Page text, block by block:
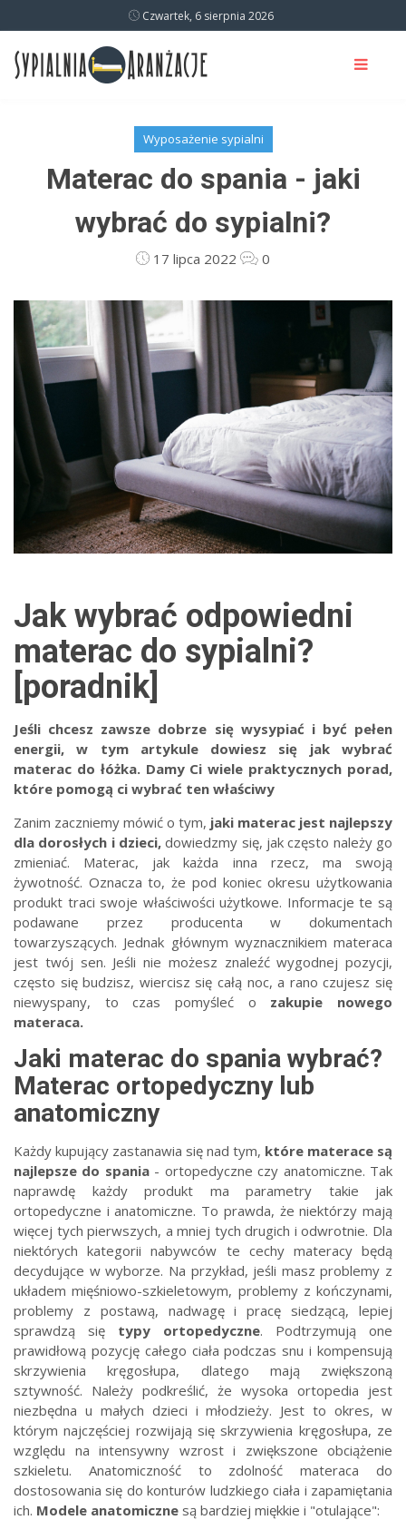
Czwartek, 6 sierpnia 2026
Wyposażenie sypialni
Materac do spania - jaki
wybrać do sypialni?
17 lipca 2022 0
Jak wybrać odpowiedni
materac do sypialni?
[poradnik]
Jeśli chcesz zawsze dobrze się wysypiać i być pełen
energii, w tym artykule dowiesz się jak wybrać
materac do łóżka. Damy Ci wiele praktycznych porad,
które pomogą ci wybrać ten właściwy
Zanim zaczniemy mówić o tym, jaki materac jest najlepszy
dla dorosłych i dzieci, dowiedzmy się, jak często należy go
zmieniać. Materac, jak każda inna rzecz, ma swoją
żywotność. Oznacza to, że pod koniec okresu użytkowania
produkt traci swoje właściwości użytkowe. Informacje te są
podawane przez producenta w dokumentach
towarzyszących. Jednak głównym wyznacznikiem materaca
jest twój sen. Jeśli nie możesz znaleźć wygodnej pozycji,
często się budzisz, wiercisz się całą noc, a rano czujesz się
niewyspany, to czas pomyśleć o zakupie nowego
materaca.
Jaki materac do spania wybrać?
Materac ortopedyczny lub
anatomiczny
Każdy kupujący zastanawia się nad tym, które materace są
najlepsze do spania- ortopedyczne czy anatomiczne. Tak
naprawdę każdy produkt ma parametry takie jak
ortopedyczne i anatomiczne. To prawda, że niektórzy mają
więcej tych pierwszych, a mniej tych drugich i odwrotnie. Dla
niektórych kategorii nabywców te cechy materacy będą
decydujące w wyborze. Na przykład, jeśli masz problemy z
układem mięśniowo-szkieletowym, problemy z kończynami,
problemy z postawą, nadwagę i pracę siedzącą, lepiej
sprawdzą się typy ortopedyczne. Podtrzymują one
prawidłową pozycję całego ciała podczas snu i kompensują
skrzywienia kręgosłupa, dlatego mają zwiększoną
sztywność. Należy podkreślić, że wysoka ortopedia jest
niezbędna u małych dzieci i młodzieży. Jest to okres, w
którym najczęściej rozwijają się skrzywienia kręgosłupa, ze
względu na intensywny wzrost i zwiększone obciążenie
szkieletu. Anatomiczność to zdolność materaca do
dostosowania się do konturów ludzkiego ciała i zapamiętania
ich. Modele anatomiczne są bardziej miękkie i "otulające":